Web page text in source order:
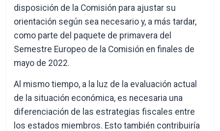
disposición de la Comisión para ajustar su
orientación según sea necesario y, a más tardar,
como parte del paquete de primavera del
Semestre Europeo de la Comisión en finales de
mayo de 2022.
Al mismo tiempo, a la luz de la evaluación actual
de la situación económica, es necesaria una
diferenciación de las estrategias fiscales entre
los estados miembros. Esto también contribuiría